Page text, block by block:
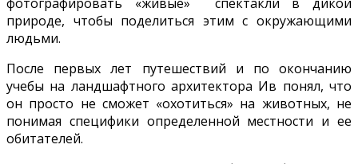
природе, чтобы поделиться этим с окружающими
людьми.
После первых лет путешествий и по окончанию
учебы на ландшафтного архитектора Ив понял, что
он просто не сможет «охотиться» на животных, не
понимая специфики определенной местности и ее
обитателей.